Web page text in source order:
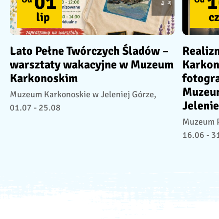
lip
Lato Pełne Twórczych Śladów –
warsztaty wakacyjne w Muzeum
Karkonoskim
Muzeum Karkonoskie w Jeleniej Górze,
01.07 - 25.08
Muzeum
16.06 -